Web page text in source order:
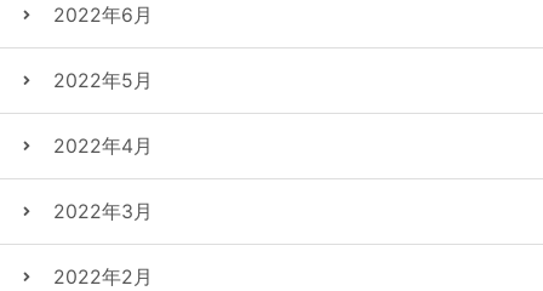
2022年6月
2022年5月
2022年4月
2022年3月
2022年2月